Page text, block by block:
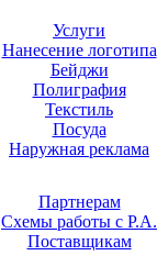
Услуги
Нанесение логотипа
Бейджи
Полиграфия
Текстиль
Посуда
Наружная реклама
Партнерам
Схемы работы с Р.А.
Поставщикам